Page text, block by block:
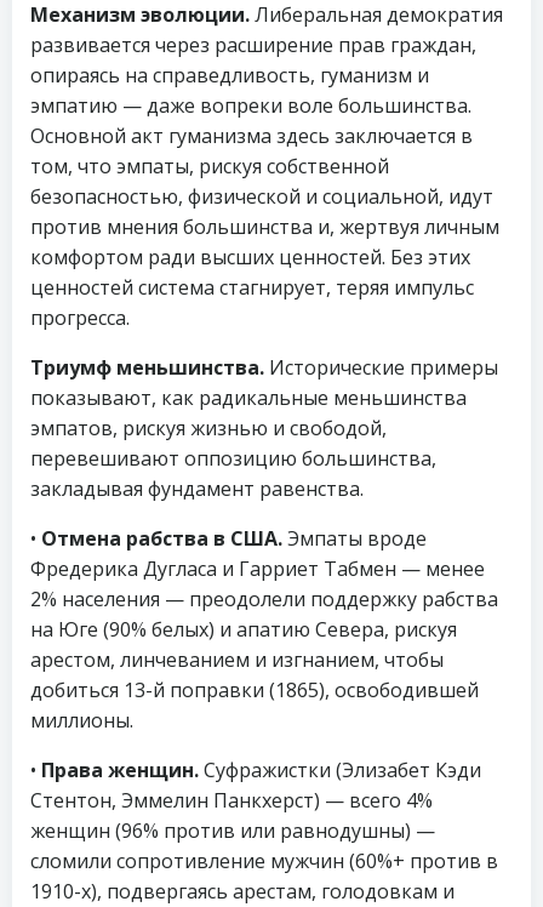
Механизм эволюции.Либеральная демократия
развивается через расширение прав граждан,
опираясь на справедливость, гуманизм и
эмпатию — даже вопреки воле большинства.
Основной акт гуманизма здесь заключается в
том, что эмпаты, рискуя собственной
безопасностью, физической и социальной, идут
против мнения большинства и, жертвуя личным
комфортом ради высших ценностей. Без этих
ценностей система стагнирует, теряя импульс
прогресса.
Триумф меньшинства. Исторические примеры
показывают, как радикальные меньшинства
эмпатов, рискуя жизнью и свободой,
перевешивают оппозицию большинства,
закладывая фундамент равенства.
• Отмена рабства в США.Эмпаты вроде
Фредерика Дугласа и Гарриет Табмен — менее
2% населения — преодолели поддержку рабства
на Юге (90% белых) и апатию Севера, рискуя
арестом, линчеванием и изгнанием, чтобы
добиться 13-й поправки (1865), освободившей
миллионы.
• Права женщин.Суфражистки (Элизабет Кэди
Стентон, Эммелин Панкхерст) — всего 4%
женщин (96% против или равнодушны) —
сломили сопротивление мужчин (60%+ против в
1910-х), подвергаясь арестам, голодовкам и